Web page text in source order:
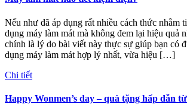
Nếu như đã áp dụng rất nhiều cách thức nhằm
dụng máy làm mát mà không đem lại hiệu quả
chính là lý do bài viết này thực sự giúp bạn có
dụng máy làm mát hợp lý nhất, vừa hiệu […]
Chi tiết
Happy Wonmen’s day – quà tặng hấp dẫn